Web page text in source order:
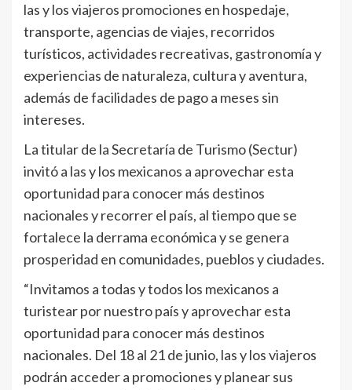
las y los viajeros promociones en hospedaje,
transporte, agencias de viajes, recorridos
turísticos, actividades recreativas, gastronomía y
experiencias de naturaleza, cultura y aventura,
además de facilidades de pago a meses sin
intereses.
La titular de la Secretaría de Turismo (Sectur)
invitó a las y los mexicanos a aprovechar esta
oportunidad para conocer más destinos
nacionales y recorrer el país, al tiempo que se
fortalece la derrama económica y se genera
prosperidad en comunidades, pueblos y ciudades.
“Invitamos a todas y todos los mexicanos a
turistear por nuestro país y aprovechar esta
oportunidad para conocer más destinos
nacionales. Del 18 al 21 de junio, las y los viajeros
podrán acceder a promociones y planear sus